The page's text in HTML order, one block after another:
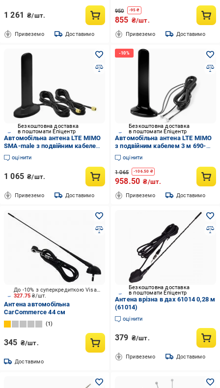
1 261 ₴/шт.
Привеземо Доставимо
950 -95 ₴
855 ₴/шт.
Привеземо Доставимо
Безкоштовна доставка
в поштомати Епіцентр
Автомобільна антена LTE MIMO
SMA-male з подвійним кабелем
3 м 690-2700 мГц 16 дБ
(31717601)
оцінити
1 065 ₴/шт.
Привеземо Доставимо
Безкоштовна доставка
в поштомати Епіцентр
Автомобільна антена LTE MIMO
з подвійним кабелем 3 м 690-
2700 мГц 16 дБ (31717366)
оцінити
1 065 -106.50 ₴
958.50 ₴/шт.
Привеземо Доставимо
327.75₴/шт.
До -10% з суперкредиткою Visa Вигода
Антена автомобільна
CarCommerce 44 см
1
345 ₴/шт.
Доставимо
Безкоштовна доставка
в поштомати Епіцентр
Антена врізна в дах 61014 0,28 м
(61014)
оцінити
379 ₴/шт.
Привеземо Доставимо